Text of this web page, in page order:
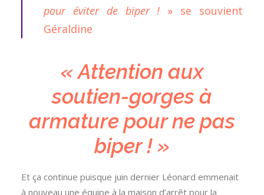
pour éviter de biper ! » se souvient
Géraldine
« Attention aux
soutien-gorges à
armature pour ne pas
biper ! »
Et ça continue puisque juin dernier Léonard emmenait
à nouveau une équipe à la maison d’arrêt pour la